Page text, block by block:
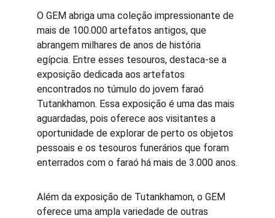
O GEM abriga uma coleção impressionante de
mais de 100.000 artefatos antigos, que
abrangem milhares de anos de história
egípcia. Entre esses tesouros, destaca-se a
exposição dedicada aos artefatos
encontrados no túmulo do jovem faraó
Tutankhamon. Essa exposição é uma das mais
aguardadas, pois oferece aos visitantes a
oportunidade de explorar de perto os objetos
pessoais e os tesouros funerários que foram
enterrados com o faraó há mais de 3.000 anos.
Além da exposição de Tutankhamon, o GEM
oferece uma ampla variedade de outras